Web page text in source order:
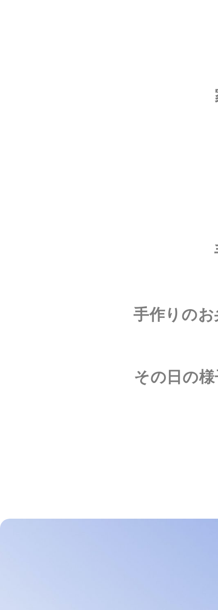
手作りの
その日の